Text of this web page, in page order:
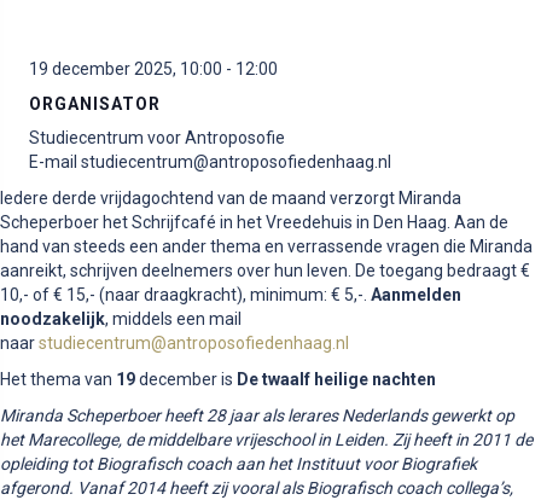
19 december 2025, 10:00 - 12:00
ORGANISATOR
Studiecentrum voor Antroposofie
E-mail studiecentrum@antroposofiedenhaag.nl
Iedere derde vrijdagochtend van de maand verzorgt Miranda
Scheperboer het Schrijfcafé in het Vreedehuis in Den Haag. Aan de
hand van steeds een ander thema en verrassende vragen die Miranda
aanreikt, schrijven deelnemers over hun leven. De toegang bedraagt €
10,- of € 15,- (naar draagkracht), minimum: € 5,-. Aanmelden
noodzakelijk, middels een mail
naarstudiecentrum@antroposofiedenhaag.nl
Het thema van 19december is De twaalf heilige nachten
Miranda Scheperboer heeft 28 jaar als lerares Nederlands gewerkt op
het Marecollege, de middelbare vrijeschool in Leiden. Zij heeft in 2011 de
opleiding tot Biografisch coach aan het Instituut voor Biografiek
afgerond. Vanaf 2014 heeft zij vooral als Biografisch coach collega’s,